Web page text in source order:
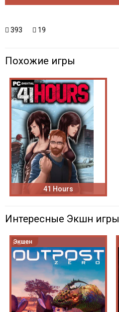
393 19
Похожие игры
41 Hours
Интересные Экшн игры
Экшен